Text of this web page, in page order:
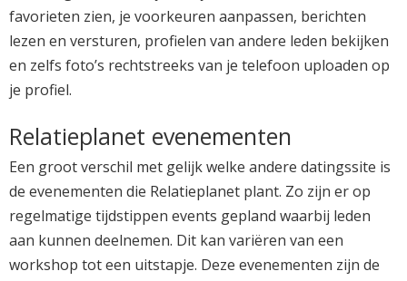
favorieten zien, je voorkeuren aanpassen, berichten
lezen en versturen, profielen van andere leden bekijken
en zelfs foto’s rechtstreeks van je telefoon uploaden op
je profiel.
Relatieplanet evenementen
Een groot verschil met gelijk welke andere datingssite is
de evenementen die Relatieplanet plant. Zo zijn er op
regelmatige tijdstippen events gepland waarbij leden
aan kunnen deelnemen. Dit kan variëren van een
workshop tot een uitstapje. Deze evenementen zijn de